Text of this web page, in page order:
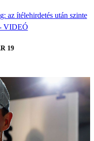
az ítélehirdetés után szinte
VIDEÓ
19